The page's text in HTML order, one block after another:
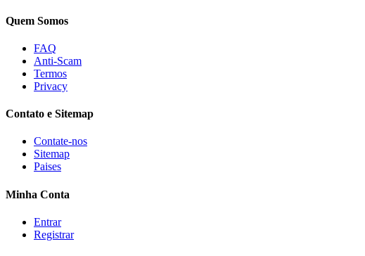
Quem Somos
FAQ
Anti-Scam
Termos
Privacy
Contato e Sitemap
Contate-nos
Sitemap
Paises
Minha Conta
Entrar
Registrar